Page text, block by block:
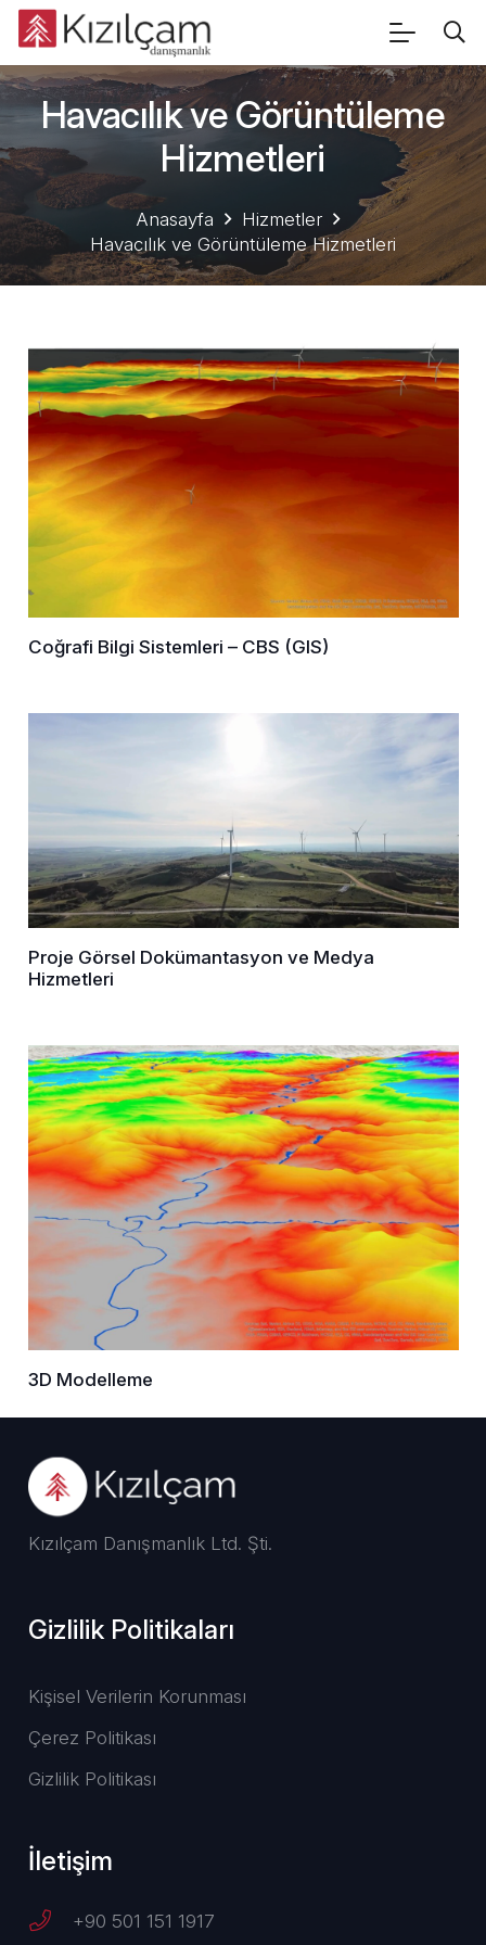
Havacılık ve Görüntüleme
Hizmetleri
Anasayfa
Hizmetler
Havacılık ve Görüntüleme Hizmetleri
Coğrafi Bilgi Sistemleri – CBS (GIS)
Proje Görsel Dokümantasyon ve Medya
Hizmetleri
3D Modelleme
Kızılçam Danışmanlık Ltd. Şti.
Gizlilik Politikaları
Kişisel Verilerin Korunması
Çerez Politikası
Gizlilik Politikası
İletişim
+90 501 151 1917